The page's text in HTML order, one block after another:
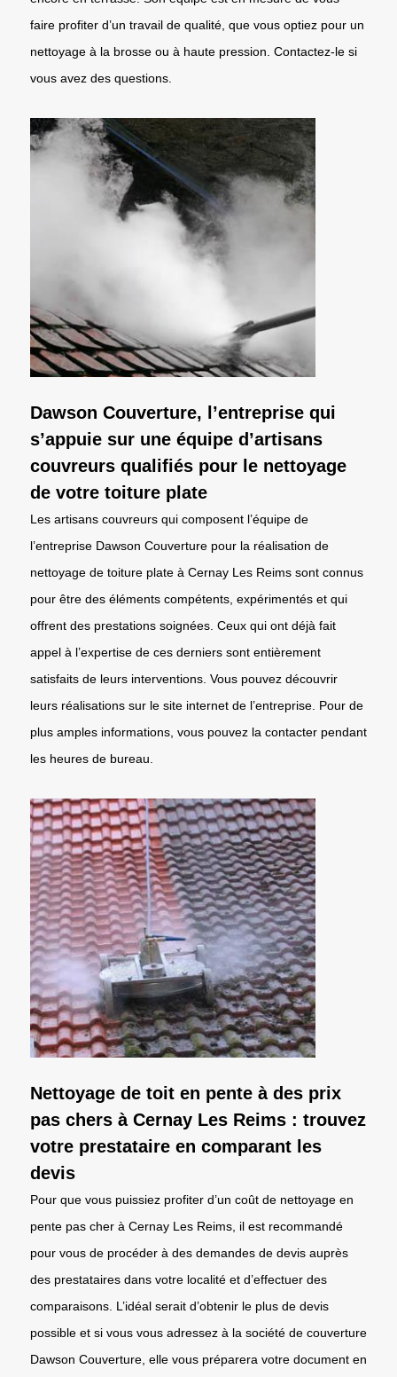
faire profiter d’un travail de qualité, que vous optiez pour un
nettoyage à la brosse ou à haute pression. Contactez-le si
vous avez des questions.
Dawson Couverture, l’entreprise qui
s’appuie sur une équipe d’artisans
couvreurs qualifiés pour le nettoyage
de votre toiture plate
Les artisans couvreurs qui composent l’équipe de
l’entreprise Dawson Couverture pour la réalisation de
nettoyage de toiture plate à Cernay Les Reims sont connus
pour être des éléments compétents, expérimentés et qui
offrent des prestations soignées. Ceux qui ont déjà fait
appel à l’expertise de ces derniers sont entièrement
satisfaits de leurs interventions. Vous pouvez découvrir
leurs réalisations sur le site internet de l’entreprise. Pour de
plus amples informations, vous pouvez la contacter pendant
les heures de bureau.
Nettoyage de toit en pente à des prix
pas chers à Cernay Les Reims : trouvez
votre prestataire en comparant les
devis
Pour que vous puissiez profiter d’un coût de nettoyage en
pente pas cher à Cernay Les Reims, il est recommandé
pour vous de procéder à des demandes de devis auprès
des prestataires dans votre localité et d’effectuer des
comparaisons. L’idéal serait d’obtenir le plus de devis
possible et si vous vous adressez à la société de couverture
Dawson Couverture, elle vous préparera votre document en